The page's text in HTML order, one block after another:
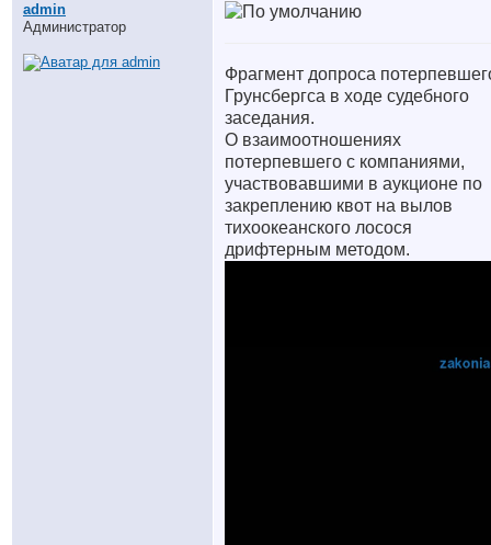
аdmin
Администратор
Фрагмент допроса
Грунсбергса в ходе судебного
заседания.
О взаимоотношениях
потерпевшего с компаниями,
участвовавшими в аукционе по
закреплению квот на вылов
тихоокеанского лосося
дрифтерным методом.